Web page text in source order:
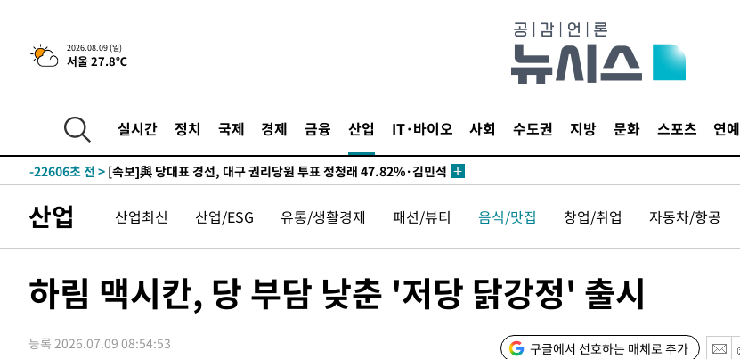
2026.08.09 (일)
서울 27.8℃
실시간 정치 국제 경제 금융 산업 IT·바이오 사회 수도권 지방 문화 스포츠 연예
-25093초 전 >AT마드리드 데뷔 앞둔 이강인, 맨시티전 선발 대신 '벤치 시작'
-23723초 전 > [속보]與 강원·TK 당원투표 합산 김민석 48.54%로 승리…정청래
44.53%
-22897초 전 >
[속보]與전대 권리당원투표…강원·경북 김민석, 대구 정청래 승리
-22704초 전 >
45.71%
-22606초 전 > [속보]與 당대표 경선, 대구 권리당원 투표 정청래 47.82%·김민석
득표
-20321초 전 >
"일본축구협회, 대한축구협회 성 접대 의혹 심판 조사"
-12963초 전 >[속보]장은수, KLPGA 제주삼다수 역전 우승…데뷔 10년 차에 첫
-8255초 전 >
손흥민, 68분 뛰고 2경기 침묵…LAFC, 톨루카에 1-0 승리(종합)
-6279초 전 >이강인, 오늘 서울서 AT마드리드 입단식…'전례 없는 특급대우'
산업 산업최신 산업/ESG 유통/생활경제 패션/뷰티 음식/맛집 창업/취업 자동차/항공
하림 맥시칸, 당 부담 낮춘 '저당 닭강정' 출시
등록 2026.07.09 08:54:53 구글에서 선호하는 매체로 추가